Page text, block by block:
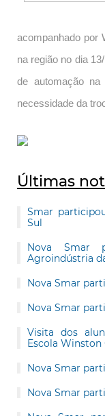
acompanhado por
na região no dia
de automação
necessidade da
Últimas
Smar
Sul
Nova Smar
Agroindústria
Nova Smar
Nova Smar
Visita dos
Escola Winston
Nova Smar
Nova Smar